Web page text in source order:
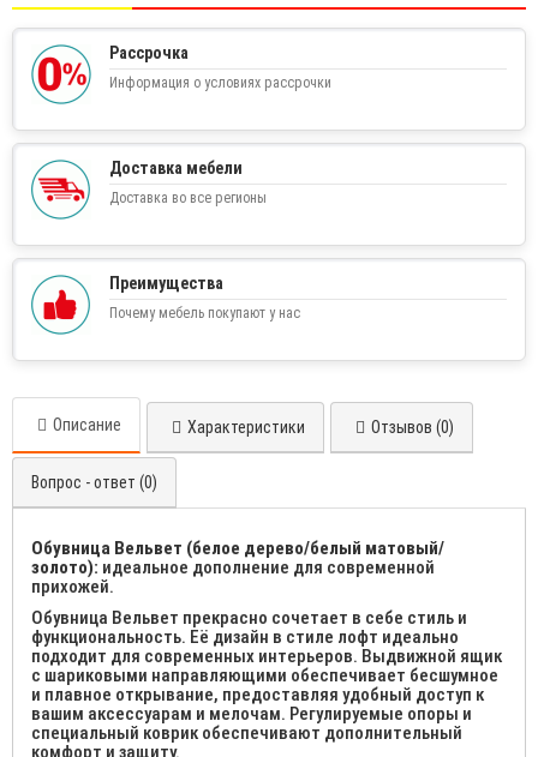
Рассрочка
Информация о условиях рассрочки
Доставка мебели
Доставка во все регионы
Преимущества
Почему мебель покупают у нас
Описание Характеристики Отзывов (0)
Вопрос - ответ (0)
Обувница Вельвет (белое дерево/белый матовый/
золото): идеальное дополнение для современной
прихожей.
Обувница Вельвет прекрасно сочетает в себе стиль и
функциональность. Её дизайн в стиле лофт идеально
подходит для современных интерьеров. Выдвижной ящик
с шариковыми направляющими обеспечивает бесшумное
и плавное открывание, предоставляя удобный доступ к
вашим аксессуарам и мелочам. Регулируемые опоры и
специальный коврик обеспечивают дополнительный
комфорт и защиту.